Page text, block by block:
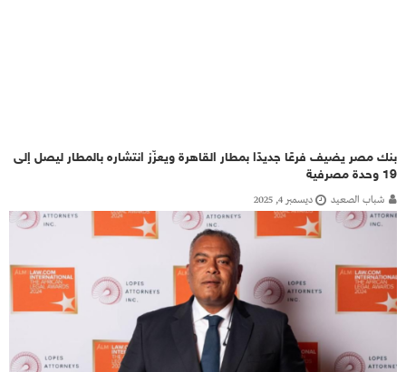
بنك مصر يضيف فرعًا جديدًا بمطار القاهرة ويعزّز انتشاره بالمطار ليصل إلى
19 وحدة مصرفية
شباب الصعيد ديسمبر 4, 2025